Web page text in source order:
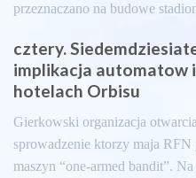
przeznaczano na budowe
cztery.
implikacja automatow
hotelach Orbisu
Gierkowski organizacja
sprowadzenie ktorzy maja
maszyn “one-armed bandit”.